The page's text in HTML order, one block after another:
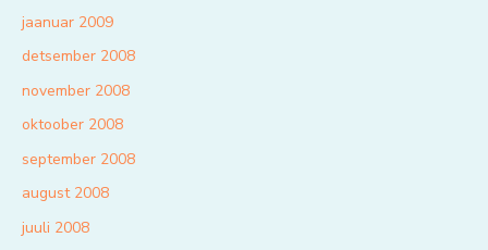
jaanuar 2009
detsember 2008
november 2008
oktoober 2008
september 2008
august 2008
juuli 2008